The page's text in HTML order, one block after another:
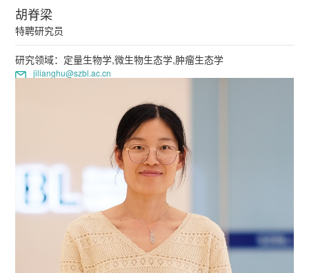
胡脊梁
特聘研究员
研究领域：定量生物学,微生物生态学,肿瘤生态学
jilianghu@szbl.ac.cn